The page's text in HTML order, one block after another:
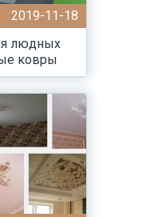
2019-11-18
людных
ковры